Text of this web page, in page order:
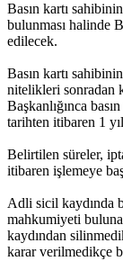
Basın kartı
bulunması halinde
edilecek.
Basın kartı
nitelikleri sonradan
Başkanlığınca
tarihten itibaren 1
Belirtilen süreler,
itibaren işlemeye
Adli sicil kaydında
mahkumiyeti
kaydından
karar verilmedikçe